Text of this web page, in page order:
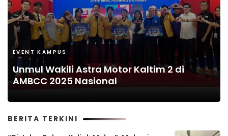
EVENT KAMPUS
Unmul Wakili Astra Motor Kaltim 2 di
AMBCC 2025 Nasional
BERITA TERKINI